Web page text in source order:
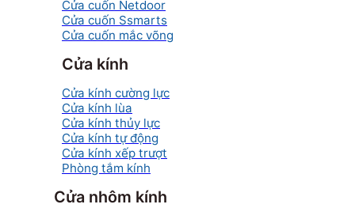
Cửa cuốn Netdoor
Cửa cuốn Ssmarts
Cửa cuốn mắc võng
Cửa kính
Cửa kính cường lực
Cửa kính lùa
Cửa kính thủy lực
Cửa kính tự động
Cửa kính xếp trượt
Phòng tắm kính
Cửa nhôm kính